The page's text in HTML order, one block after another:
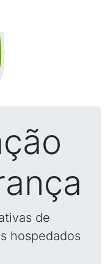
de
hospedados